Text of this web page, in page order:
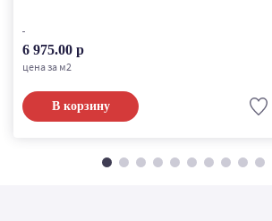
6 975.00 р
цена за м2
В корзину